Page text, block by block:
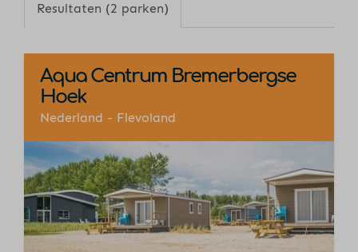
Resultaten (2 parken)
Aqua Centrum Bremerbergse
Hoek
Nederland - Flevoland